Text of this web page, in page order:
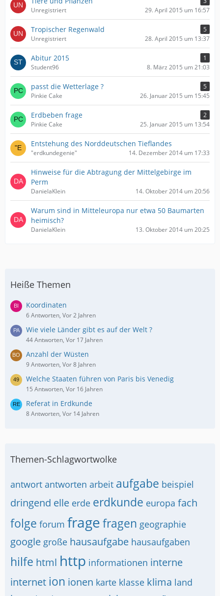
Unregistriert
29. April 2015 um 16:57
Tropischer Regenwald
5
Unregistriert
28. April 2015 um 13:37
Abitur 2015
1
Student96
8. März 2015 um 21:03
passt die Wetterlage ?
5
Pinkie Cake
26. Januar 2015 um 15:45
Erdbeben frage
2
Pinkie Cake
25. Januar 2015 um 13:54
Entstehung des Norddeutschen Tieflandes
"erdkundegenie" 14. Dezember 2014 um 17:33
Hinweise für die Abtragung der Mittelgebirge im
Perm
DanielaKlein 14. Oktober 2014 um 20:56
Warum sind in Mitteleuropa nur etwa 50 Baumarten
heimisch?
DanielaKlein 13. Oktober 2014 um 20:25
Heiße Themen
Koordinaten
6 Antworten, Vor 2 Jahren
Wie viele Länder gibt es auf der Welt ?
44 Antworten, Vor 17 Jahren
Anzahl der Wüsten
9 Antworten, Vor 8 Jahren
Welche Staaten führen von Paris bis Venedig
15 Antworten, Vor 16 Jahren
Referat in Erdkunde
8 Antworten, Vor 14 Jahren
Themen-Schlagwortwolke
antwort antworten arbeit aufgabe beispiel
dringend elle erde erdkunde europa fach
folge forum fragefragen geographie
google große hausaufgabe hausaufgaben
hilfe html http informationen interne
internet ion ionen karte klasse klima land